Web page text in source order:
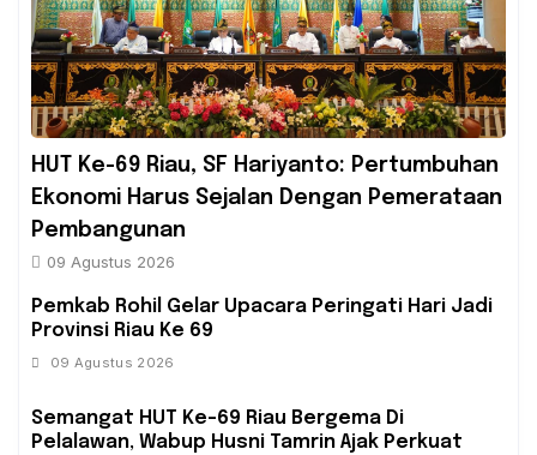
HUT Ke-69 Riau, SF Hariyanto: Pertumbuhan
Ekonomi Harus Sejalan Dengan Pemerataan
Pembangunan
09 Agustus 2026
Pemkab Rohil Gelar Upacara Peringati Hari Jadi
Provinsi Riau Ke 69
09 Agustus 2026
Semangat HUT Ke-69 Riau Bergema Di
Pelalawan, Wabup Husni Tamrin Ajak Perkuat